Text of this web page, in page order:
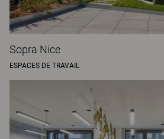
Sopra Nice
ESPACES DE TRAVAIL